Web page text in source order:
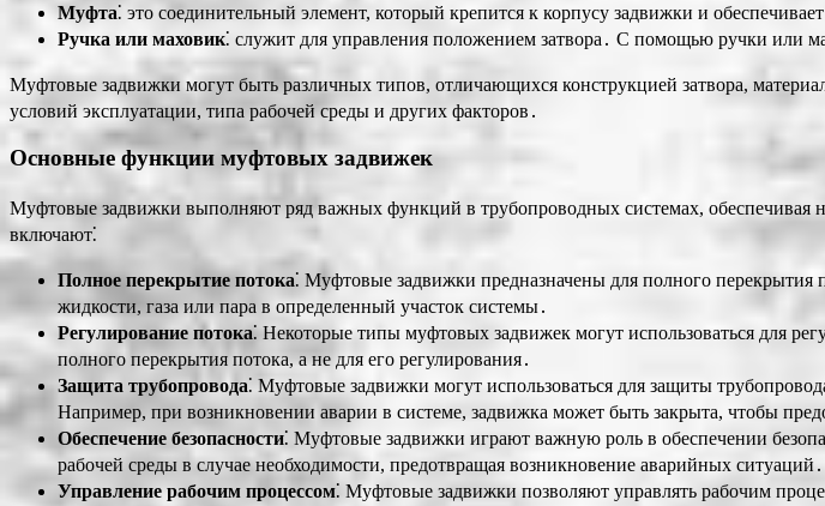
Муфта⁚ это соединительный элемент, который крепится к корпусу задвижки и
Ручка или маховик⁚ служит для управления положением затвора․ С помощью ручки или
Муфтовые задвижки могут быть различных типов, отличающихся конструкцией затвора,
условий эксплуатации, типа рабочей среды и других факторов․
Основные функции муфтовых задвижек
Муфтовые задвижки выполняют ряд важных функций в трубопроводных системах,
включают⁚
Полное перекрытие потока⁚ Муфтовые задвижки предназначены для полного перекрытия
жидкости, газа или пара в определенный участок системы․
Регулирование потока⁚ Некоторые типы муфтовых задвижек могут использоваться для
полного перекрытия потока, а не для его регулирования․
Защита трубопровода⁚ Муфтовые задвижки могут использоваться для защиты
Например, при возникновении аварии в системе, задвижка может быть закрыта, чтобы
Обеспечение безопасности⁚ Муфтовые задвижки играют важную роль в обеспечении
рабочей среды в случае необходимости, предотвращая возникновение аварийных ситуаций․
Управление рабочим процессом⁚ Муфтовые задвижки позволяют управлять рабочим